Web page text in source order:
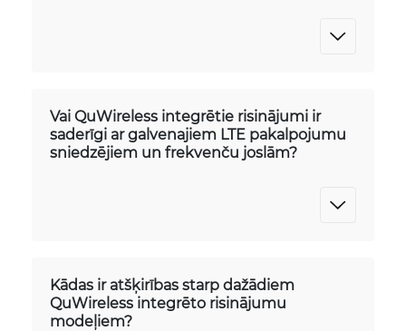
Vai QuWireless integrētie risinājumi ir
saderīgi ar galvenajiem LTE pakalpojumu
sniedzējiem un frekvenču joslām?
Kādas ir atšķirības starp dažādiem
QuWireless integrēto risinājumu
modeļiem?